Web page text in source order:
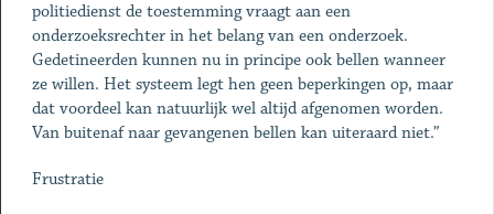
politiedienst de toestemming vraagt aan een
onderzoeksrechter in het belang van een onderzoek.
Gedetineerden kunnen nu in principe ook bellen wanneer
ze willen. Het systeem legt hen geen beperkingen op, maar
dat voordeel kan natuurlijk wel altijd afgenomen worden.
Van buitenaf naar gevangenen bellen kan uiteraard niet.”
Frustratie